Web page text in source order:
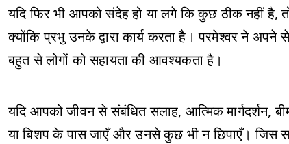
यदि फिर भी आपको संदेह हो या लगे कि कुछ ठीक नहीं
क्योंकि प्रभु उनके द्वारा कार्य करता है। परमेश्वर ने
बहुत से लोगों को सहायता की आवश्यकता है।
यदि आपको जीवन से संबंधित सलाह, आत्मिक मार्गदर्शन,
या बिशप के पास जाएँ और उनसे कुछ भी न छिपाएँ।